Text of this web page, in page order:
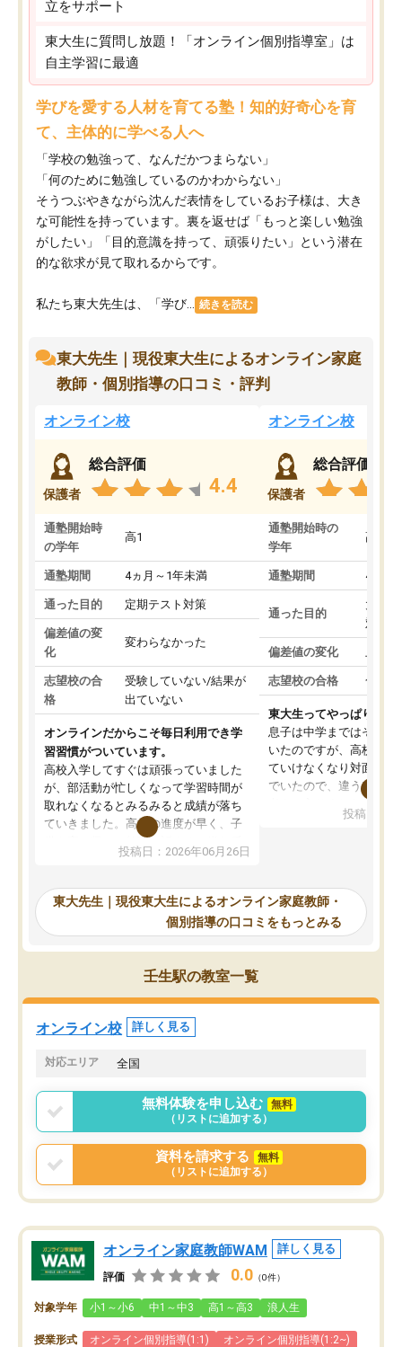
立をサポート
東大生に質問し放題！「オンライン個別指導室」は
自主学習に最適
学びを愛する人材を育てる塾！知的好奇心を育
て、主体的に学べる人へ
「学校の勉強って、なんだかつまらない」
「何のために勉強しているのかわからない」
そうつぶやきながら沈んだ表情をしているお子様は、大き
な可能性を持っています。裏を返せば「もっと楽しい勉強
がしたい」「目的意識を持って、頑張りたい」という潜在
的な欲求が見て取れるからです。
私たち東大先生は、「学び... 続きを読む
東大先生｜現役東大生によるオンライン家庭
教師・個別指導の口コミ・評判
オンライン校
保護者
総合評価
4.4
通塾開始時
の学年
高1
通塾期間 4ヵ月～1年未満
通った目的 定期テスト対策
偏差値の変
化
変わらなかった
志望校の合
格
受験していない/結果が
出ていない
オンラインだからこそ毎日利用でき学
習習慣がついています。
高校入学してすぐは頑張っていました
が、部活動が忙しくなって学習時間が
取れなくなるとみるみると成績が落ち
ていきました。高校の進度が早く、子
供も家に帰って勉強の話すると嫌な反
応を示します。東大先生にお願いして
れるので、親としても安心です。毎日
使える自習室とかもあり、わからない
ところがあれば先生が回答してくれる
のも重宝しています。
投稿日：2026年06月26日
オンライン校
保護者
総合評価
通塾開始時の
学年
高3
通塾期間 4ヵ月
通った目的
大学
対策
偏差値の変化 上が
志望校の合格 合格
東大生ってやっぱりすご
息子は中学まではそこそ
いたのですが、高校に入
ていけなくなり対面の塾
でいたので、違うアプロ
で、当初は模試でD判定
自習室が毎日使えていつ
るのが心強かったよう
謝です。
投稿日：
東大先生｜現役東大生によるオンライン家庭教師・
個別指導の口コミをもっとみる
壬生駅の教室一覧
オンライン校 詳しく見る
対応エリア 全国
無料体験を申し込む
無料
（リストに追加する）
資料を請求する
無料
（リストに追加する）
オンライン家庭教師WAM 詳しく見る
評価 0.0 （0件）
対象学年 小1～小6 中1～中3 高1～高3 浪人生
授業形式 オンライン個別指導(1:1)
オンライン個別指導(1:2~)